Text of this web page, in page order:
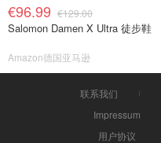
€96.99 €129.00
Salomon Damen X Ultra 徒步鞋
Amazon德国亚马逊
联系我们
Impressum
用户协议